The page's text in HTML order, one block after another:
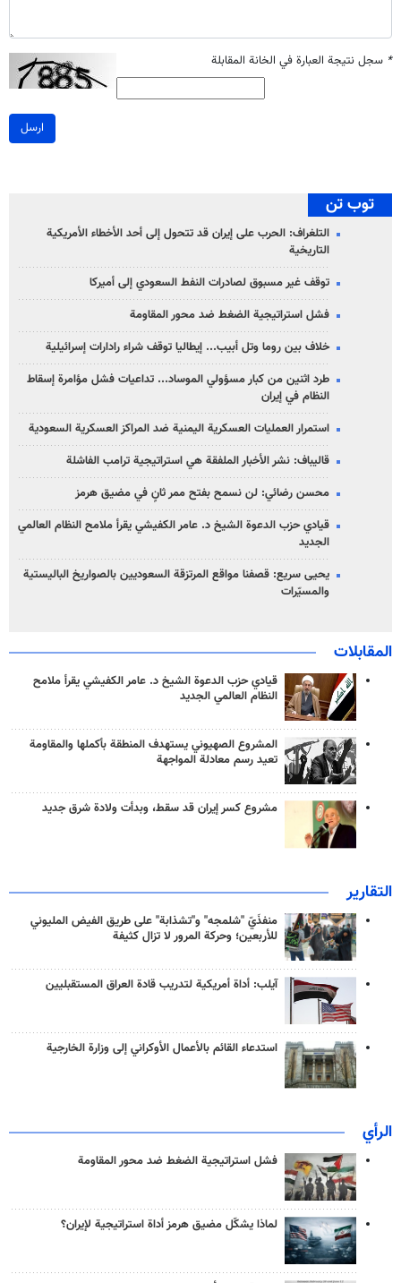
* سجل نتيجة العبارة في الخانة المقابلة
ارسل
توب تن
التلغراف: الحرب على إيران قد تتحول إلى أحد الأخطاء الأمريكية
التاريخية
توقف غير مسبوق لصادرات النفط السعودي إلى أميركا
فشل استراتيجية الضغط ضد محور المقاومة
خلاف بين روما وتل أبيب... إيطاليا توقف شراء رادارات إسرائيلية
طرد اثنين من كبار مسؤولي الموساد... تداعيات فشل مؤامرة إسقاط
النظام في إيران
استمرار العمليات العسكرية اليمنية ضد المراكز العسكرية السعودية
قاليباف: نشر الأخبار الملفقة هي استراتيجية ترامب الفاشلة
محسن رضائي: لن نسمح بفتح ممر ثانٍ في مضيق هرمز
قيادي حزب الدعوة الشيخ د. عامر الكفيشي يقرأ ملامح النظام العالمي
الجديد
يحيى سريع: قصفنا مواقع المرتزقة السعوديين بالصواريخ الباليستية
والمسيّرات
المقابلات
قيادي حزب الدعوة الشيخ د. عامر الكفيشي يقرأ ملامح
النظام العالمي الجديد
المشروع الصهيوني يستهدف المنطقة بأكملها والمقاومة
تعيد رسم معادلة المواجهة
مشروع كسر إيران قد سقط، وبدأت ولادة شرق جديد
التقارير
منفذَيّ "شلمجه" و"تشذابة" على طريق الفيض المليوني
للأربعين؛ وحركة المرور لا تزال كثيفة
آيلب: أداة أمريكية لتدريب قادة العراق المستقبليين
استدعاء القائم بالأعمال الأوكراني إلى وزارة الخارجية
الرأي
فشل استراتيجية الضغط ضد محور المقاومة
لماذا يشكّل مضيق هرمز أداة استراتيجية لإيران؟